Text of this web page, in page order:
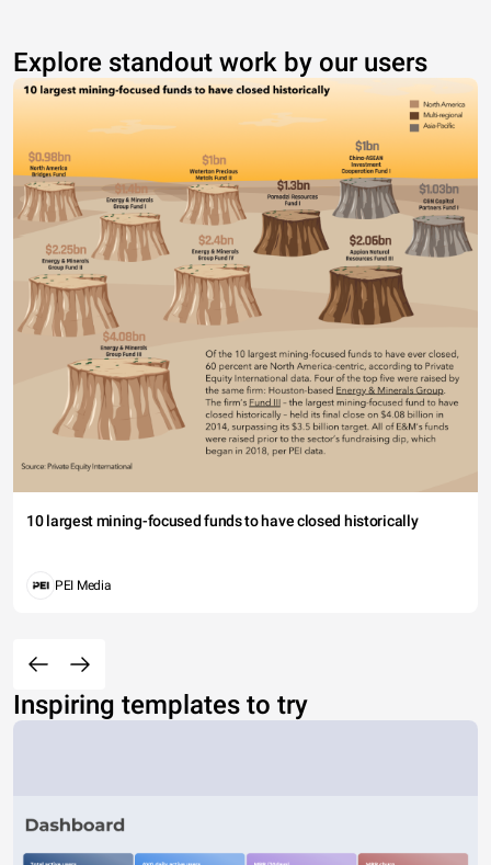
Explore standout work by our users
10 largest mining-focused funds to have closed historically
PEI Media
Inspiring templates to try